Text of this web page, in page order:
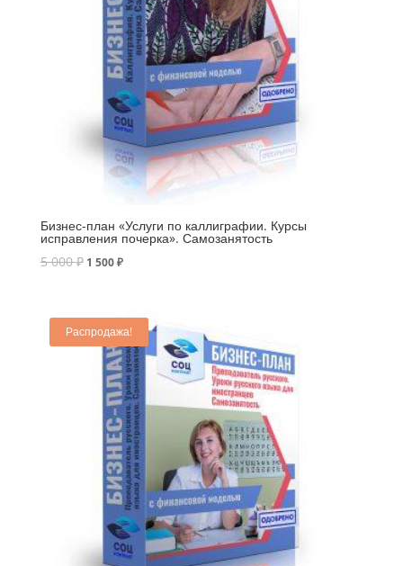
Бизнес-план «Услуги по каллиграфии. Курсы
исправления почерка». Самозанятость
5 000₽ 1 500₽
Распродажа!